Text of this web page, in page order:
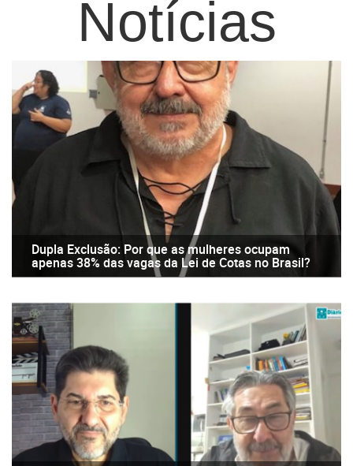
Notícias
Dupla Exclusão: Por que as mulheres ocupam
apenas 38% das vagas da Lei de Cotas no Brasil?